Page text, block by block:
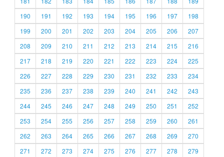
190
191 192 193 194 195 196 197
198
199
200 201 202 203 204 205 206
207
208
209 210 211 212 213 214 215
216
217
218 219 220 221 222 223 224
225
226
227 228 229 230 231 232 233
234
235
236 237 238 239 240 241 242
243
244
245 246 247 248 249 250 251
252
253
254 255 256 257 258 259 260
261
262
263 264 265 266 267 268 269
270
271
272 273 274 275 276 277 278 279